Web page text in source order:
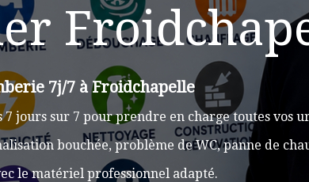
7j/7 à Froidchapelle
7 jours sur 7 pour prendre en charge toutes vos
bouchée, problème de WC, panne de
le matériel professionnel adapté.